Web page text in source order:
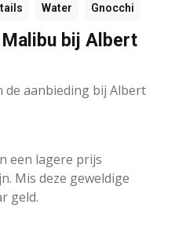
Water Gnocchi
bij Albert
aanbieding bij Albert
een lagere prijs
Mis deze geweldige
geld.